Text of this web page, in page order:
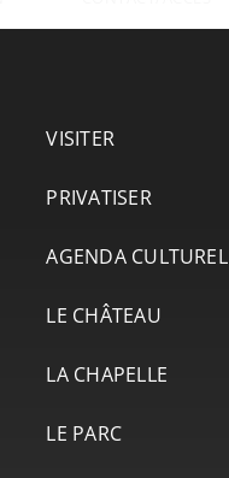
VISITER
PRIVATISER
AGENDA CULTUREL
LE CHÂTEAU
LA CHAPELLE
LE PARC